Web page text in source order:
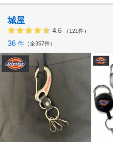
城屋
4.6 （121件）
36 件 全357件